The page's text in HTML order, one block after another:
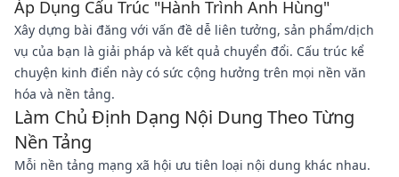
Áp Dụng Cấu Trúc "Hành Trình Anh Hùng"
Xây dựng bài đăng với vấn đề dễ liên tưởng, sản phẩm/dịch
vụ của bạn là giải pháp và kết quả chuyển đổi. Cấu trúc kể
chuyện kinh điển này có sức cộng hưởng trên mọi nền văn
hóa và nền tảng.
Làm Chủ Định Dạng Nội Dung Theo Từng
Nền Tảng
Mỗi nền tảng mạng xã hội ưu tiên loại nội dung khác nhau.